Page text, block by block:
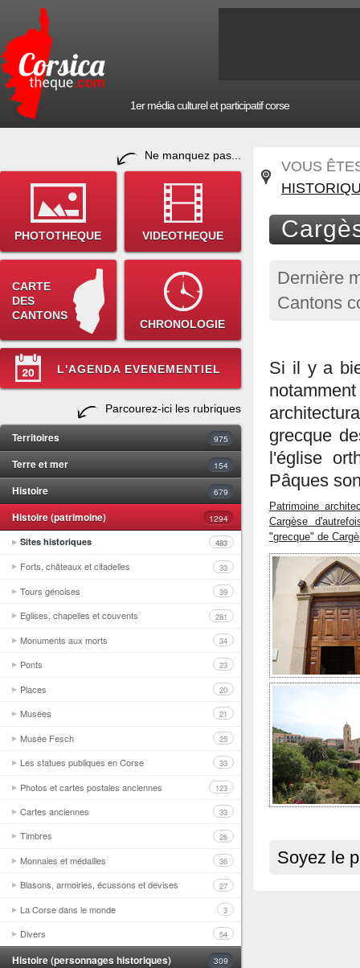
1er média culturel et participatif corse
Ne manquez pas...
PHOTOTHEQUE VIDEOTHEQUE
CARTE
DES
CANTONS
CHRONOLOGIE
L'AGENDA EVENEMENTIEL
Parcourez-ici les rubriques
Territoires 975
Terre et mer 154
Histoire 679
Histoire (patrimoine)
1294
Sites historiques
483
Forts, châteaux et citadelles 33
Tours génoises 39
Eglises, chapelles et couvents 281
Monuments aux morts 34
Ponts 23
Places 20
Musées 21
Musée Fesch 25
Les statues publiques en Corse 33
Photos et cartes postales anciennes 123
Cartes anciennes 33
Timbres 26
Monnaies et médailles 36
Blasons, armoiries, écussons et devises 27
La Corse dans le monde 3
Divers 54
Histoire (personnages historiques) 309
VOUS
Dernière
Cantons
Si il y a
grecque
l'église
Pâques
Patrimoine
Cargèse
"grecque" de
Soyez le